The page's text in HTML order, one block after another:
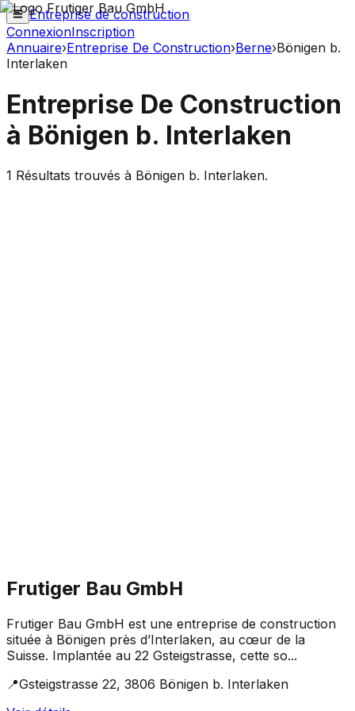
Entreprise de construction
ConnexionInscription
Annuaire›Entreprise De Construction›Berne›Bönigen b.
Interlaken
Entreprise De Construction
à Bönigen b. Interlaken
1 Résultats trouvés à Bönigen b. Interlaken.
Frutiger Bau GmbH
Frutiger Bau GmbH est une entreprise de construction
située à Bönigen près d’Interlaken, au cœur de la
Suisse. Implantée au 22 Gsteigstrasse, cette so...
📍Gsteigstrasse 22, 3806 Bönigen b. Interlaken